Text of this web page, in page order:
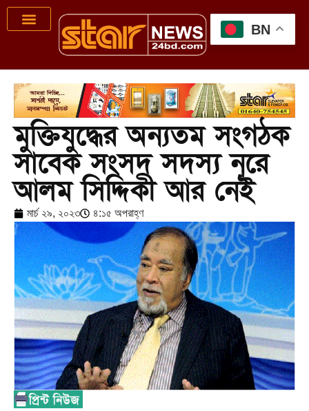
মুক্তিযুদ্ধের অন্যতম সংগঠক
সাবেক সংসদ সদস্য নূরে
আলম সিদ্দিকী আর নেই
মার্চ ২৯, ২০২৩ ৪:১৫ অপরাহ্ণ
BN